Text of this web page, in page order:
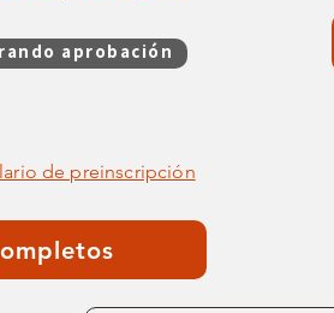
aprobación
de preinscripción